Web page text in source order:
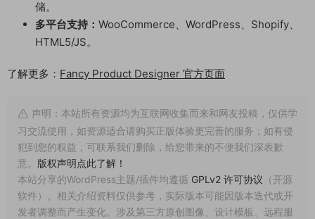
储。
多平台支持： WooCommerce、WordPress、Shopify、
HTML5/JS。
了解更多： Fancy Product Designer 官方页面
声明：本站所有资源均为互联网收集而来和网友投稿，仅供学
习交流使用，如资源适合请购买正版体验更完善的服务；如有侵
犯到您的权益，可联系我们删除，给您带来的不便我们深表歉
意。 版权声明点此了解！
本站分享的WordPress主题/插件均遵循 GPLv2 许可协议 （开源
软件）。相关介绍资料仅供参考，实际版本可能因版本迭代或开
发者调整而产生变化。涉及第三方原创图像、设计模板、远程服